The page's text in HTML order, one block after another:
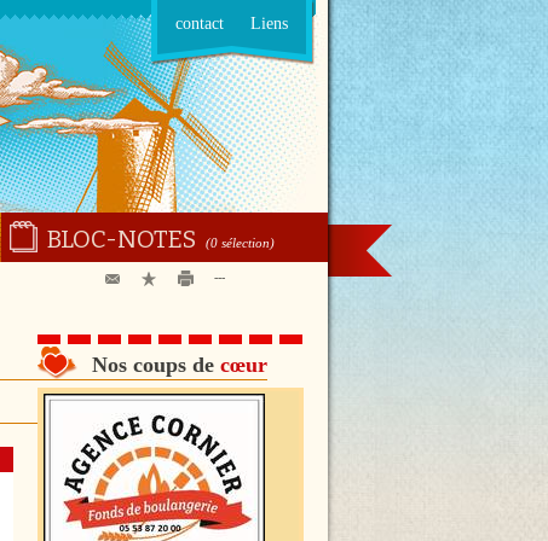
contact Liens
BLOC-NOTES (0 sélection)
---
Nos coups de cœur